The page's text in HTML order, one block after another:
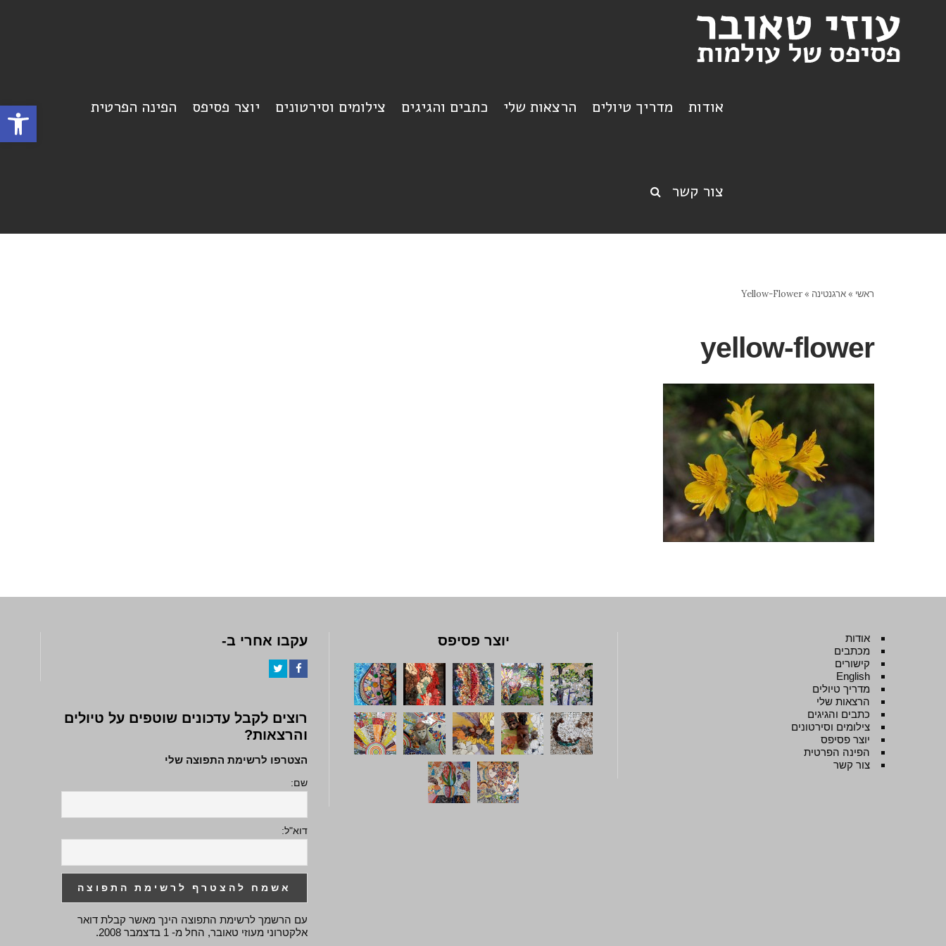
פתח אודות מדריך טיולים הרצאות שלי כתבים והגיגים צילומים וסירטונים יוצר פסיפס הפינה הפרטית
צור קשר
ראשי »ארגנטינה »
Yellow-Flower
yellow-flower
אודות
מכתבים
קישורים
English
מדריך טיולים
הרצאות שלי
כתבים והגיגים
צילומים וסירטונים
יוצר פסיפס
הפינה הפרטית
צור קשר
יוצר פסיפס עקבו אחרי ב-
רוצים לקבל עדכונים שוטפים על טיולים
והרצאות?
הצטרפו לרשימת התפוצה שלי
שם:
דוא"ל:
עם הרשמך לרשימת התפוצה הינך מאשר קבלת דואר
אלקטרוני מעוזי טאובר, החל מ- 1 בדצמבר 2008.